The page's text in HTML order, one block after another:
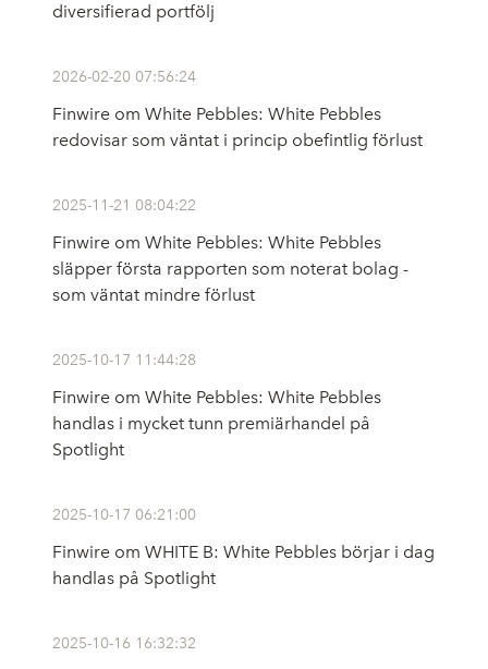
diversifierad portfölj
2026-02-20 07:56:24
Finwire om White Pebbles: White Pebbles
redovisar som väntat i princip obefintlig förlust
2025-11-21 08:04:22
Finwire om White Pebbles: White Pebbles
släpper första rapporten som noterat bolag -
som väntat mindre förlust
2025-10-17 11:44:28
Finwire om White Pebbles: White Pebbles
handlas i mycket tunn premiärhandel på
Spotlight
2025-10-17 06:21:00
Finwire om WHITE B: White Pebbles börjar i dag
handlas på Spotlight
2025-10-16 16:32:32